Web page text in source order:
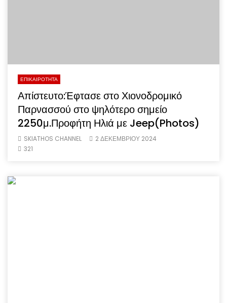
ΕΠΙΚΑΙΡΟΤΗΤΑ
Απίστευτο:Έφτασε στο Χιονοδρομικό
Παρνασσού στο ψηλότερο σημείο
2250μ.Προφήτη Ηλιά με Jeep(Photos)
SKIATHOS CHANNEL
2 ΔΕΚΕΜΒΡΙΟΥ 2024
321